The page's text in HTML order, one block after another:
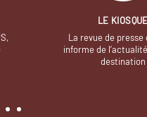
LE
La revue de presse
informe de
destination